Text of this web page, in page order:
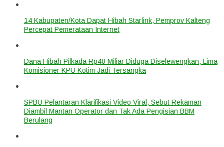
14 Kabupaten/Kota Dapat Hibah Starlink, Pemprov Kalteng
Percepat Pemerataan Internet
Dana Hibah Pilkada Rp40 Miliar Diduga Diselewengkan, Lima
Komisioner KPU Kotim Jadi Tersangka
SPBU Pelantaran Klarifikasi Video Viral, Sebut Rekaman
Diambil Mantan Operator dan Tak Ada Pengisian BBM
Berulang